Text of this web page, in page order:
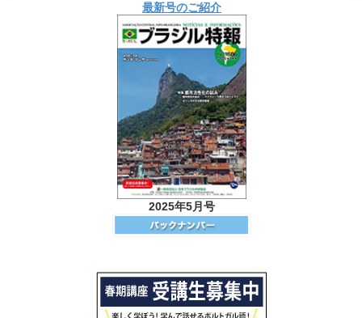
最新号のご紹介
2025年5月号